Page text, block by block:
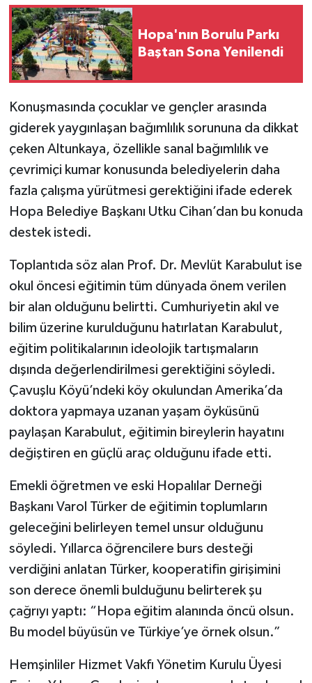
Hopa'nın Borulu Parkı
Baştan Sona Yenilendi
Konuşmasında çocuklar ve gençler arasında
giderek yaygınlaşan bağımlılık sorununa da dikkat
çeken Altunkaya, özellikle sanal bağımlılık ve
çevrimiçi kumar konusunda belediyelerin daha
fazla çalışma yürütmesi gerektiğini ifade ederek
Hopa Belediye Başkanı Utku Cihan’dan bu konuda
destek istedi.
Toplantıda söz alan Prof. Dr. Mevlüt Karabulut ise
okul öncesi eğitimin tüm dünyada önem verilen
bir alan olduğunu belirtti. Cumhuriyetin akıl ve
bilim üzerine kurulduğunu hatırlatan Karabulut,
eğitim politikalarının ideolojik tartışmaların
dışında değerlendirilmesi gerektiğini söyledi.
Çavuşlu Köyü’ndeki köy okulundan Amerika’da
doktora yapmaya uzanan yaşam öyküsünü
paylaşan Karabulut, eğitimin bireylerin hayatını
değiştiren en güçlü araç olduğunu ifade etti.
Emekli öğretmen ve eski Hopalılar Derneği
Başkanı Varol Türker de eğitimin toplumların
geleceğini belirleyen temel unsur olduğunu
söyledi. Yıllarca öğrencilere burs desteği
verdiğini anlatan Türker, kooperatifin girişimini
son derece önemli bulduğunu belirterek şu
çağrıyı yaptı: “Hopa eğitim alanında öncü olsun.
Bu model büyüsün ve Türkiye’ye örnek olsun.”
Hemşinliler Hizmet Vakfı Yönetim Kurulu Üyesi